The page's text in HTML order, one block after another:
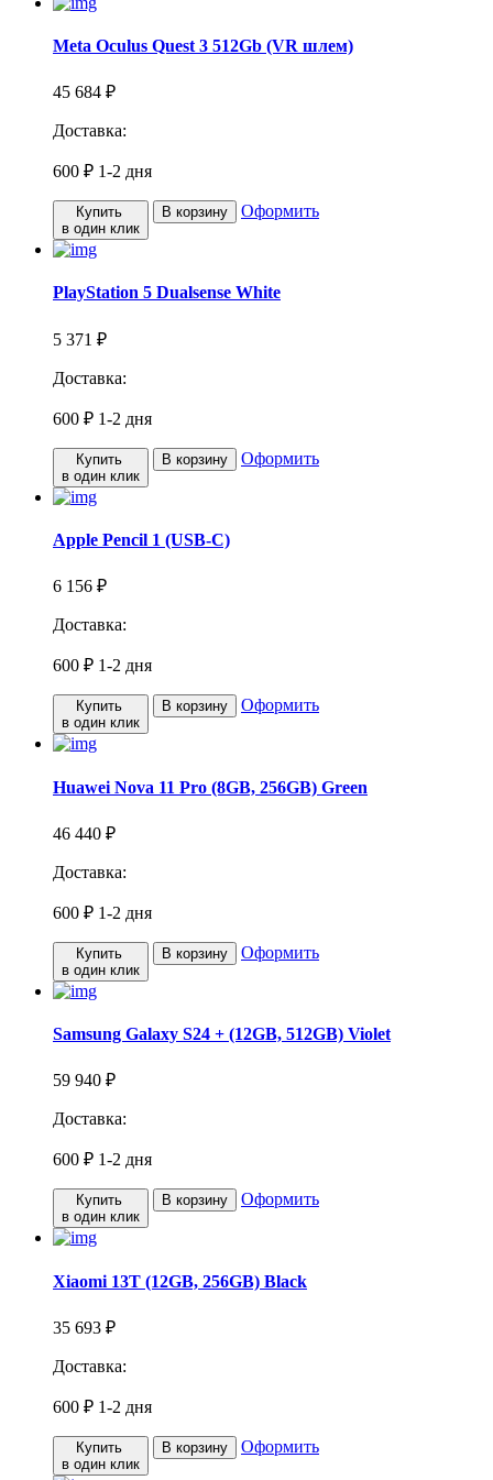
Meta Oculus Quest 3 512Gb (VR шлем)
45 684 ₽
Доставка:
600 ₽ 1-2 дня
Купить
в один клик
В корзину Оформить
PlayStation 5 Dualsense White
5 371 ₽
Доставка:
600 ₽ 1-2 дня
Купить
в один клик
В корзину Оформить
Apple Pencil 1 (USB-C)
6 156 ₽
Доставка:
600 ₽ 1-2 дня
Купить
в один клик
В корзину Оформить
Huawei Nova 11 Pro (8GB, 256GB) Green
46 440 ₽
Доставка:
600 ₽ 1-2 дня
Купить
в один клик
В корзину Оформить
Samsung Galaxy S24 + (12GB, 512GB) Violet
59 940 ₽
Доставка:
600 ₽ 1-2 дня
Купить
в один клик
В корзину Оформить
Xiaomi 13T (12GB, 256GB) Black
35 693 ₽
Доставка:
600 ₽ 1-2 дня
Купить
в один клик
В корзину Оформить